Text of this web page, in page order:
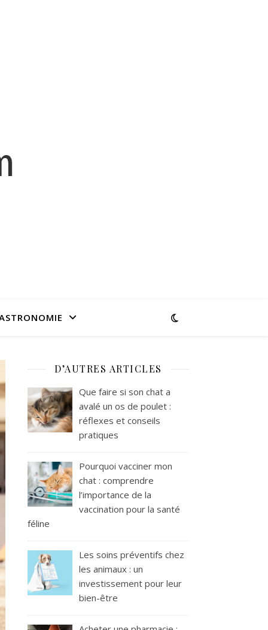
D’AUTRES ARTICLES
Que faire si son chat a
avalé un os de poulet :
réflexes et conseils
pratiques
Pourquoi vacciner mon
chat : comprendre
l’importance de la
vaccination pour la santé
féline
Les soins préventifs chez
les animaux : un
investissement pour leur
bien-être